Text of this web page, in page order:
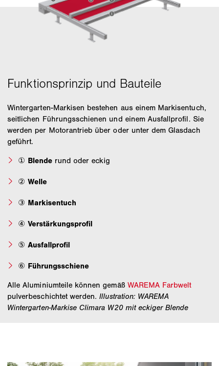
Wintergarten-Markisen bestehen aus einem Markisentuch,
seitlichen Führungsschienen und einem Ausfallprofil. Sie
werden per Motorantrieb über oder unter dem Glasdach
geführt.
① Blende rund oder eckig
② Welle
③ Markisentuch
④ Verstärkungsprofil
⑤ Ausfallprofil
⑥ Führungsschiene
Alle Aluminiumteile können gemäß WAREMA Farbwelt
pulverbeschichtet werden.Illustration: WAREMA
Wintergarten-Markise Climara W20 mit eckiger Blende